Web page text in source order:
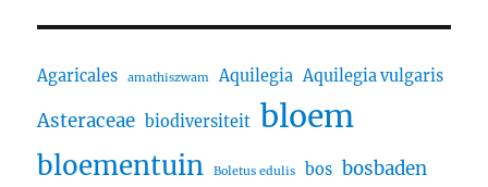
Agaricales amathiszwam Aquilegia Aquilegia vulgaris
Asteraceae biodiversiteit bloem
bloementuin Boletus edulis bos bosbaden